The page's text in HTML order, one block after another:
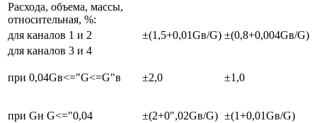
Расхода, объема, массы,
относительная, %:
для каналов 1 и 2
±(1,5+0,01Gв/G) ±(0,8+0,004Gв/G)
для каналов 3 и 4
при 0,04Gв<="G<=G"в ±2,0 ±1,0
при Gн G<="0,04 ±(2+0″,02Gв/G) ±(1+0,01Gв/G)